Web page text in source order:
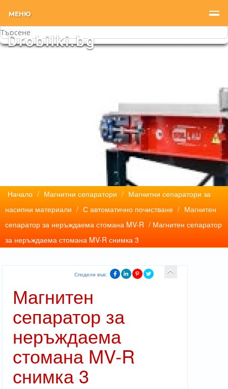
МЕНЮ
Начало / Магнитни сепаратори / Магнитни сепаратори за
насипни материали / С автоматично почистване / Магнитен
сепаратор за неръждаема стомана MV-R / Магнитен сепаратор
за неръждаема стомана MV-R снимка 3
Сподели във:
Магнитен
сепаратор за
неръждаема
стомана MV-R
снимка 3